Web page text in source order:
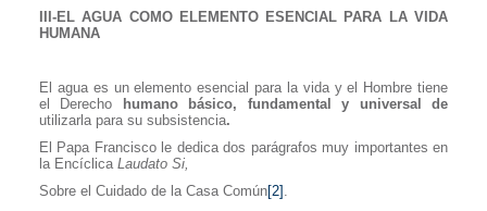
III-EL AGUA COMO ELEMENTO ESENCIAL PARA LA VIDA
HUMANA
El agua es un elemento esencial para la vida y el Hombre tiene
el Derecho
humano básico, fundamental y universal
de
utilizarla para su subsistencia.
El Papa Francisco le dedica dos parágrafos muy importantes en
la Encíclica Laudato Si,
Sobre el Cuidado de la Casa Común[2] .